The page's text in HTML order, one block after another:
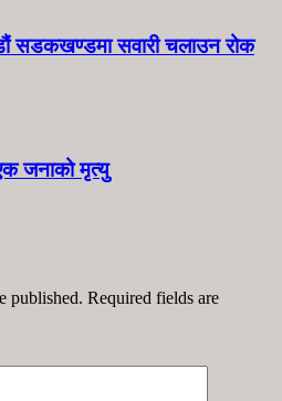
सडकखण्डमा सवारी चलाउन रोक
जनाको मृत्यु
published. Required fields are